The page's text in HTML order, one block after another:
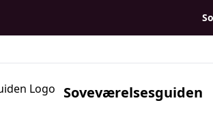
Soveværelsesguiden